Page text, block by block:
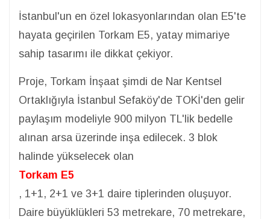
İstanbul'un en özel lokasyonlarından olan E5'te
hayata geçirilen Torkam E5, yatay mimariye
sahip tasarımı ile dikkat çekiyor.
Proje, Torkam İnşaat şimdi de Nar Kentsel
Ortaklığıyla İstanbul Sefaköy'de TOKİ'den gelir
paylaşım modeliyle 900 milyon TL'lik bedelle
alınan arsa üzerinde inşa edilecek. 3 blok
halinde yükselecek olan
Torkam E5
, 1+1, 2+1 ve 3+1 daire tiplerinden oluşuyor.
Daire büyüklükleri 53 metrekare, 70 metrekare,